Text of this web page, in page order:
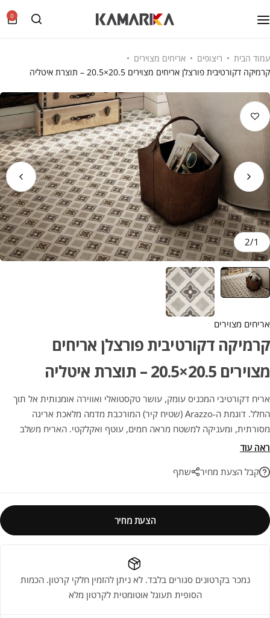
0
עמוד הבית ריצופים
אריחים מצוירים
קרמיקה דקורטיבית פורצלן אריחים מצוירים 20.5×20.5 – תוצרת איטליה
1
/
2
אריחים מצוירים
קרמיקה דקורטיבית פורצלן אריחים
מצוירים 20.5×20.5 – תוצרת איטליה
אריח דקורטיבי המכניס עומק, עושר טקסטואלי ואווירה אומנותית אל תוך
החלל. דוגמת ה-Arazzo (שטיח קיר) המורכבת מדמה מלאכת אריגה
מסורתית, ומעניקה למשטח מראה חמים, עוטף ואקלקטי. האריח משלב
בצורה מושלמת את היופי והנוכחות המרשימה של טקסטיל ואריחים עתיקים,
מתקדם. אידיאלי ליצירת קיר מוקד או "שטיח" רצפה מרהיב שמושך את העין
ראה עוד
קבל הצעת מחיר
שתף
הצעת מחיר
נמכר בקרטונים סגורים בלבד. לא ניתן להזמין חלקי קרטון. הכמות
הסופית תעוגל אוטומטית לקרטון מלא